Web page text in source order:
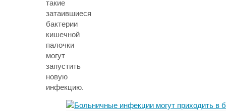
такие
затаившиеся
бактерии
кишечной
палочки
могут
запустить
новую
инфекцию.